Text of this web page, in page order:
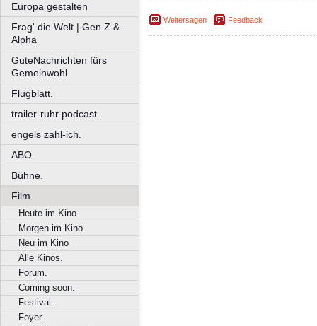
Europa gestalten
Frag' die Welt | Gen Z &
Alpha
GuteNachrichten fürs
Gemeinwohl
Flugblatt.
trailer-ruhr podcast.
engels zahl-ich.
ABO.
Bühne.
Film.
Heute im Kino
Morgen im Kino
Neu im Kino
Alle Kinos.
Forum.
Coming soon.
Festival.
Foyer.
Weitersagen Feedback